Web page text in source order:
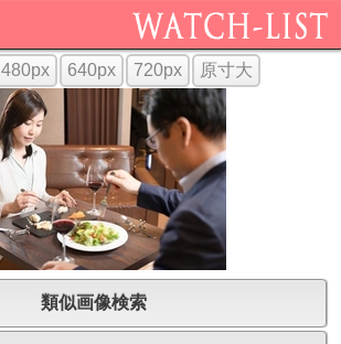
480px 640px 720px 原寸大
類似画像検索